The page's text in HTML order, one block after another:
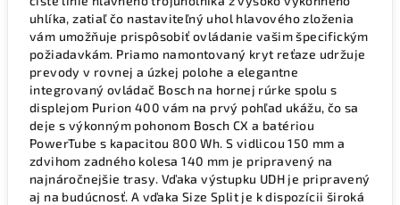
uhlíka, zatiaľ čo nastaviteľný uhol hlavového zloženia
vám umožňuje prispôsobiť ovládanie vašim špecifickým
požiadavkám. Priamo namontovaný kryt reťaze udržuje
prevody v rovnej a úzkej polohe a elegantne
integrovaný ovládač Bosch na hornej rúrke spolu s
displejom Purion 400 vám na prvý pohľad ukážu, čo sa
deje s výkonným pohonom Bosch CX a batériou
PowerTube s kapacitou 800 Wh. S vidlicou 150 mm a
zdvihom zadného kolesa 140 mm je pripravený na
najnáročnejšie trasy. Vďaka výstupku UDH je pripravený
aj na budúcnosť. A vďaka Size Split je k dispozícii široká